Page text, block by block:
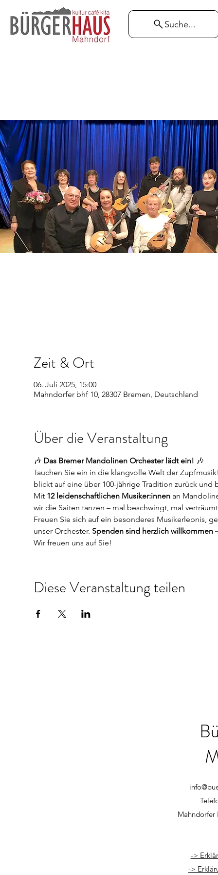
Suche...
Zeit & Ort
06. Juli 2025, 15:00
Mahndorfer bhf 10, 28307 Bremen, Deutschland
Über die Veranstaltung
🎶 Das Bremer Mandolinen Orchester lädt ein! 🎶
Tauchen Sie ein in die klangvolle Welt der
blickt auf eine über 100-jährige Tradition zurück
Mit 12 leidenschaftlichen Musiker:innen an
wir die Saiten tanzen – mal beschwingt, mal
Freuen Sie sich auf ein besonderes Musikerlebnis,
unser Orchester. Spenden sind herzlich willkommen
Wir freuen uns auf Sie!
Diese Veranstaltung teilen
Mahndorfer
->
->